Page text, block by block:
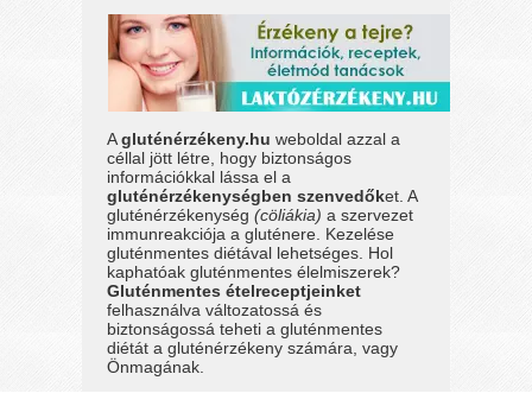
Agluténérzékeny.hu weboldal azzal a
céllal jött létre, hogy biztonságos
információkkal lássa el a
gluténérzékenységben szenvedőket. A
gluténérzékenység(cöliákia) a szervezet
immunreakciója a gluténere. Kezelése
gluténmentes diétával lehetséges. Hol
kaphatóak gluténmentes élelmiszerek?
Gluténmentes ételreceptjeinket
felhasználva változatossá és
biztonságossá teheti a gluténmentes
diétát a gluténérzékeny számára, vagy
Önmagának.